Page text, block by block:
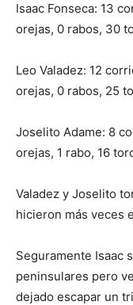
Isaac Fonseca: 13
orejas, 0 rabos, 30
Leo Valadez: 12
orejas, 0 rabos, 25
Joselito Adame: 8
orejas, 1 rabo, 16
Valadez y Joselito
hicieron más veces
Seguramente Isaac
peninsulares pero
dejado escapar un